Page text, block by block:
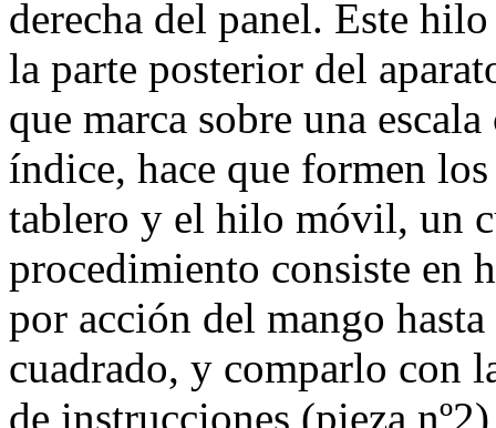
derecha del panel. Este
la parte posterior del
que marca sobre una
índice, hace que formen
tablero y el hilo móvil, un
procedimiento consiste en
por acción del mango
cuadrado, y comparlo con
de instrucciones (pieza